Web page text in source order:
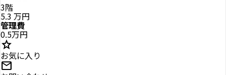
3階
5.3 万円
管理費
0.5万円
star
お気に入り
mail